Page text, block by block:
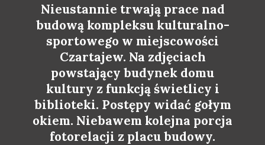
Nieustannie trwają prace nad
budową kompleksu kulturalno-
sportowego w miejscowości
Czartajew. Na zdjęciach
powstający budynek domu
kultury z funkcją świetlicy i
biblioteki. Postępy widać gołym
okiem. Niebawem kolejna porcja
fotorelacji z placu budowy.